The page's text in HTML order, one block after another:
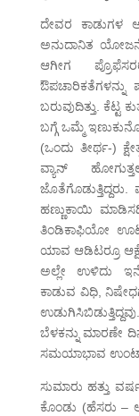
ದೇವರ ಕಾಡುಗಳ
ಅನುದಾನಿತ ಯೋಜನೆ.
ಆಗೀಗ
ಬರುವುದಿತ್ತು. ಕೆಟ್ಟ
ಬಗ್ಗೆ ಒಮ್ಮೆ
(ಒಂದು ತೀರ್ಥ-)
ವ್ಯಾನ್
ಹಣ್ಣುಕಾಯಿ
ತಿಂಡಿಕಾಫಿಯೋ
ಯಾವ ಆಡಿಟರ್ರೂ
ಅಲ್ಲೇ ಉಳಿದು
ಕಾಡುವ ವಿಧಿ,
ಬೆಳಕನ್ನು ಮಾರಣೇ
ಸಮಯಾಭಾವ
ಸುಮಾರು ಹತ್ತು
ಕೊಂಡು (ಹೆಸರು –